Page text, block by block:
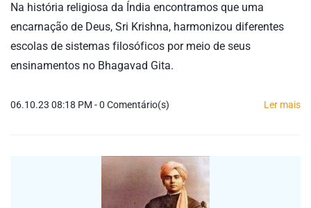
Na história religiosa da Índia encontramos que uma
encarnação de Deus, Sri Krishna, harmonizou diferentes
escolas de sistemas filosóficos por meio de seus
ensinamentos no Bhagavad Gita.
06.10.23 08:18 PM -0 Comentário(s) Ler mais